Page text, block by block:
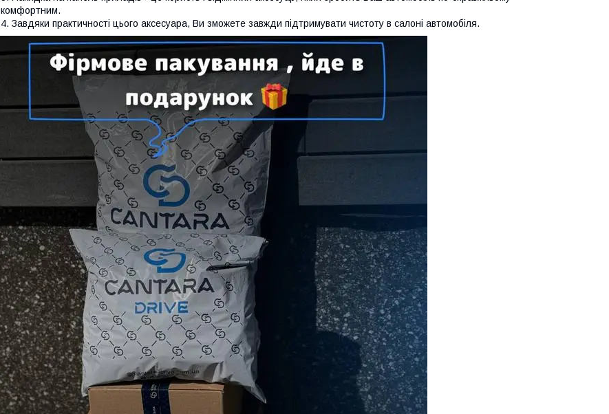
комфортним.
Завдяки практичності цього аксесуара, Ви зможете завжди підтримувати чистоту в салоні автомобіля.